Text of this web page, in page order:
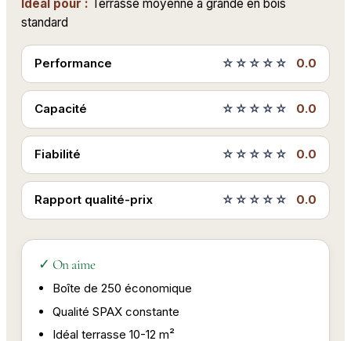
Idéal pour : Terrasse moyenne à grande en bois
standard
Performance ☆☆☆☆☆ 0.0
Capacité ☆☆☆☆☆ 0.0
Fiabilité ☆☆☆☆☆ 0.0
Rapport qualité-prix ☆☆☆☆☆ 0.0
✓ On aime
Boîte de 250 économique
Qualité SPAX constante
Idéal terrasse 10-12 m²